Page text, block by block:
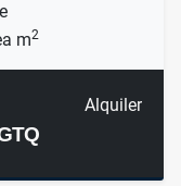
m2
Alquiler